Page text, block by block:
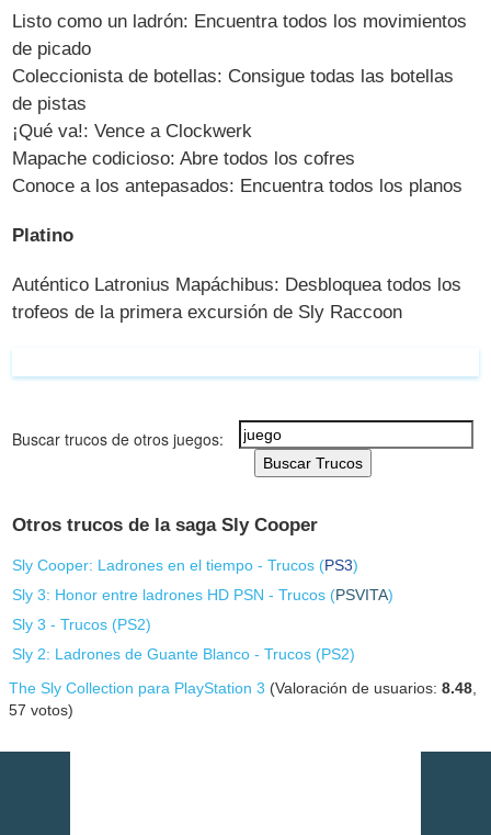
Listo como un ladrón: Encuentra todos los movimientos
de picado
Coleccionista de botellas: Consigue todas las botellas
de pistas
¡Qué va!: Vence a Clockwerk
Mapache codicioso: Abre todos los cofres
Conoce a los antepasados: Encuentra todos los planos
Platino
Auténtico Latronius Mapáchibus: Desbloquea todos los
trofeos de la primera excursión de Sly Raccoon
Buscar trucos de otros juegos:
Buscar Trucos
Otros trucos de la saga Sly Cooper
Sly Cooper: Ladrones en el tiempo - Trucos (PS3)
Sly 3: Honor entre ladrones HD PSN - Trucos (PSVITA)
Sly 3 - Trucos (PS2)
Sly 2: Ladrones de Guante Blanco - Trucos (PS2)
The Sly Collection para PlayStation 3 (Valoración de usuarios:8.48
57 votos)